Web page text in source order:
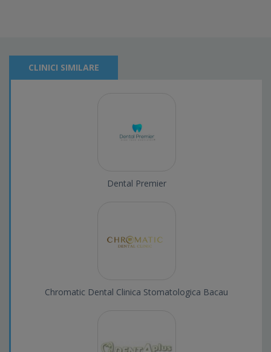
CLINICI SIMILARE
Dental Premier
Chromatic Dental Clinica Stomatologica Bacau